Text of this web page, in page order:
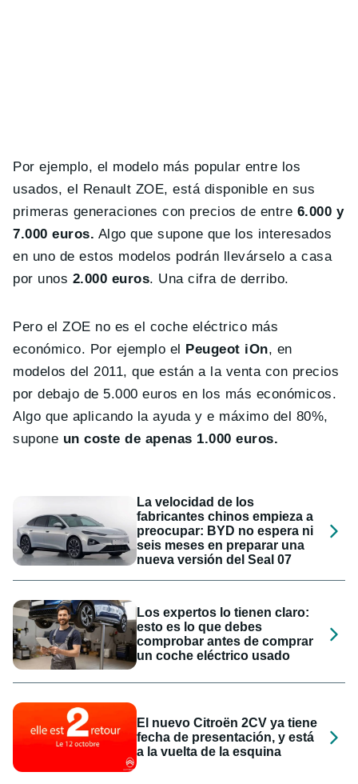
Por ejemplo, el modelo más popular entre los
usados, el Renault ZOE, está disponible en sus
primeras generaciones con precios de entre 6.000 y
7.000 euros. Algo que supone que los interesados
en uno de estos modelos podrán llevárselo a casa
por unos 2.000 euros. Una cifra de derribo.
Pero el ZOE no es el coche eléctrico más
económico. Por ejemplo el Peugeot iOn, en
modelos del 2011, que están a la venta con precios
por debajo de 5.000 euros en los más económicos.
Algo que aplicando la ayuda y e máximo del 80%,
supone un coste de apenas 1.000 euros.
La velocidad de los
fabricantes chinos empieza a
preocupar: BYD no espera ni
seis meses en preparar una
nueva versión del Seal 07
Los expertos lo tienen claro:
esto es lo que debes
comprobar antes de comprar
un coche eléctrico usado
El nuevo Citroën 2CV ya tiene
fecha de presentación, y está
a la vuelta de la esquina